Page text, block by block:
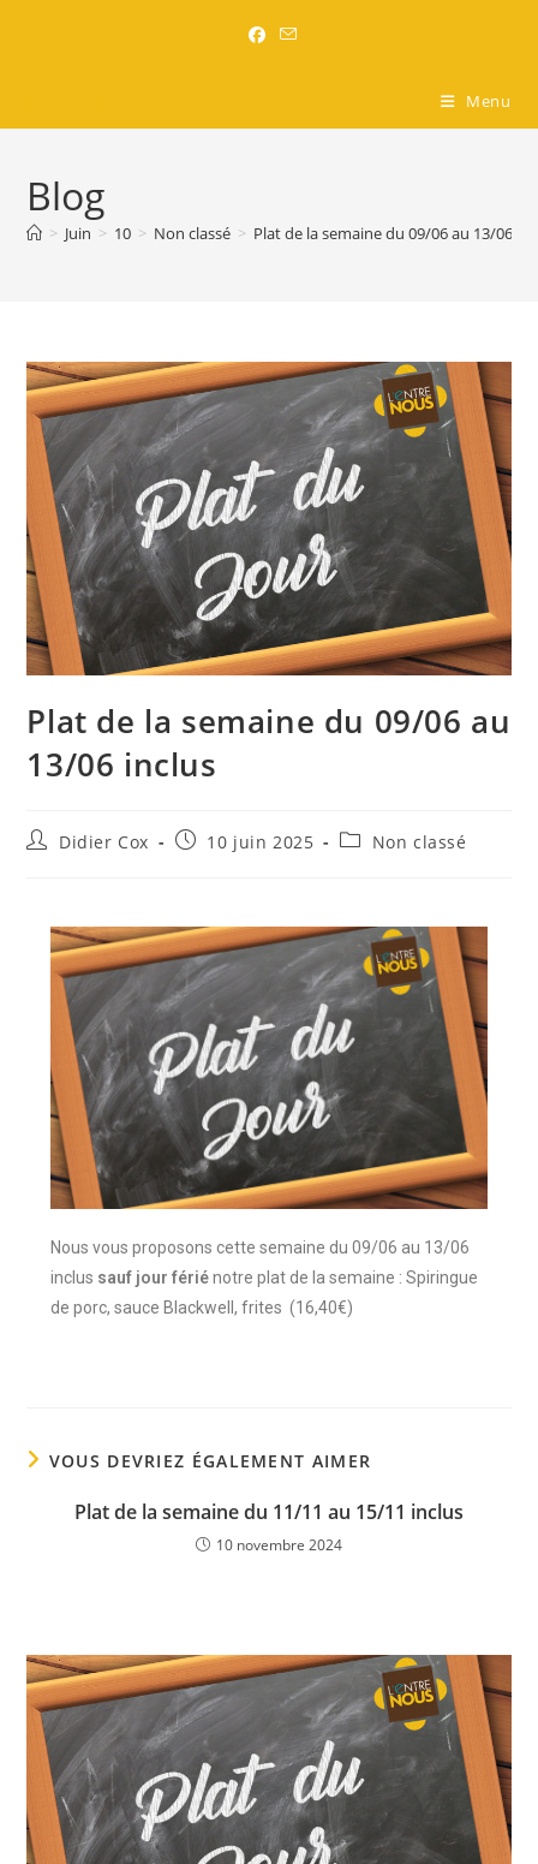
Menu
Blog
> Juin > 10 > Non classé > Plat de la semaine du 09/06 au 13/06
Plat de la semaine du 09/06 au
13/06 inclus
Didier Cox 10 juin 2025 Non classé
Nous vous proposons cette semaine du 09/06 au 13/06
inclus sauf jour fériénotre plat de la semaine : Spiringue
de porc, sauce Blackwell, frites (16,40€)
VOUS DEVRIEZ ÉGALEMENT AIMER
Plat de la semaine du 11/11 au 15/11 inclus
10 novembre 2024